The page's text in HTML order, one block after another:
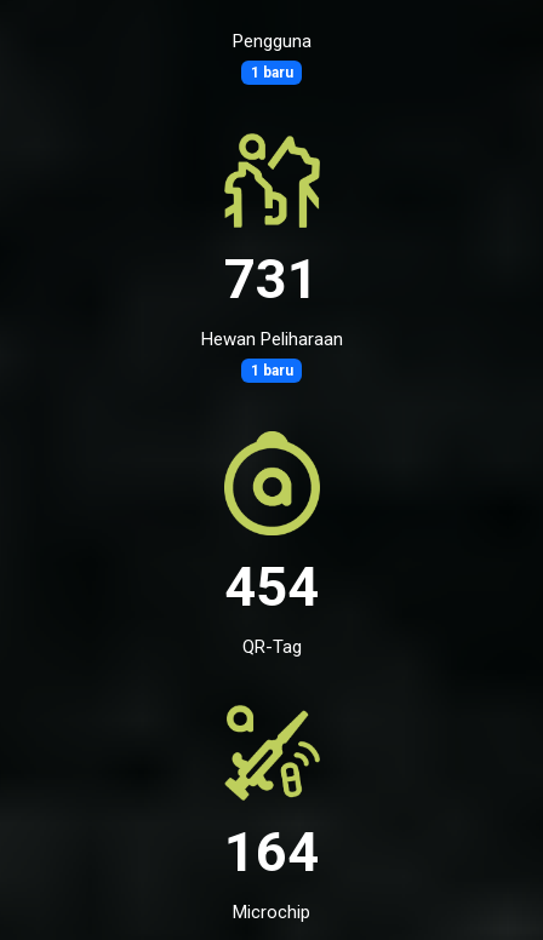
Pengguna
1 baru
731
Hewan Peliharaan
1 baru
454
QR-Tag
164
Microchip